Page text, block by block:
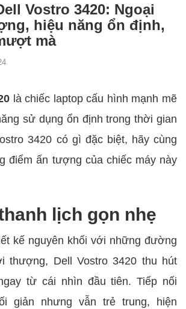
Vostro 3420: Ngoại
hiệu năng ổn định,
mà
là chiếc laptop cấu hình mạnh mẽ
sử dụng ổn định trong thời gian
3420 có gì đặc biệt, hãy cùng
điểm ấn tượng của chiếc máy này
lịch gọn nhẹ
kế nguyên khối với những đường
thượng, Dell Vostro 3420 thu hút
từ cái nhìn đầu tiên. Tiếp nối
giản nhưng vẫn trẻ trung, hiện